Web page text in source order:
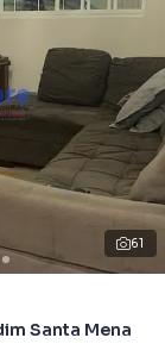
do que em
especialmente em
em produzir
interessados e
rápido. Contamos
61
Santa Mena